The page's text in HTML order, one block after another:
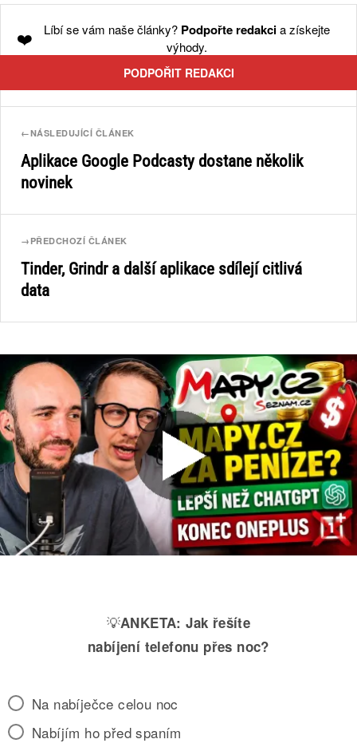
❤️ Líbí se vám naše články? Podpořte redakcia získejte
výhody.
PODPOŘIT REDAKCI
←NÁSLEDUJÍCÍ ČLÁNEK
Aplikace Google Podcasty dostane několik
novinek
→ PŘEDCHOZÍ ČLÁNEK
Tinder, Grindr a další aplikace sdílejí citlivá
data
💡ANKETA: Jak řešíte
nabíjení telefonu přes noc?
Na nabíječce celou noc
Nabíjím ho před spaním